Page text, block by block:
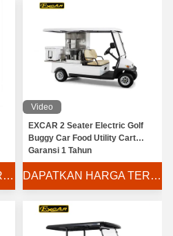
DAPATKAN HARGA TERBAIK
Video
EXCAR 2 Seater Electric Golf
Buggy Car Food Utility Cart
Garansi 1 Tahun
DAPATKAN HARGA TERBAIK